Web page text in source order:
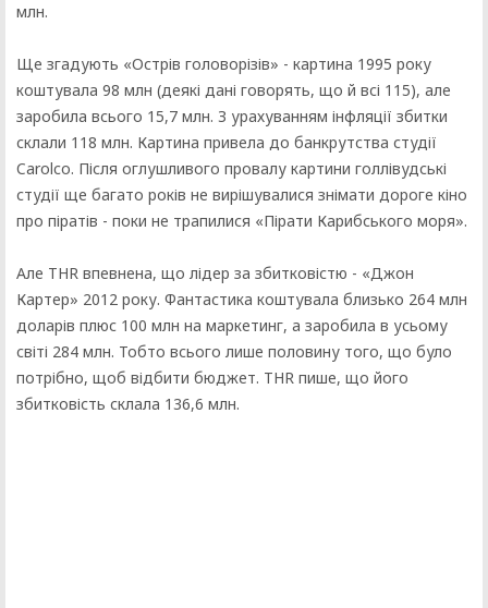
млн.
Ще згадують «Острів головорізів» - картина 1995 року
коштувала 98 млн (деякі дані говорять, що й всі 115), але
заробила всього 15,7 млн. З урахуванням інфляції збитки
склали 118 млн. Картина привела до банкрутства студії
Carolco. Після оглушливого провалу картини голлівудські
студії ще багато років не вирішувалися знімати дороге кіно
про піратів - поки не трапилися «Пірати Карибського моря».
Але THR впевнена, що лідер за збитковістю - «Джон
Картер» 2012 року. Фантастика коштувала близько 264 млн
доларів плюс 100 млн на маркетинг, а заробила в усьому
світі 284 млн. Тобто всього лише половину того, що було
потрібно, щоб відбити бюджет. THR пише, що його
збитковість склала 136,6 млн.